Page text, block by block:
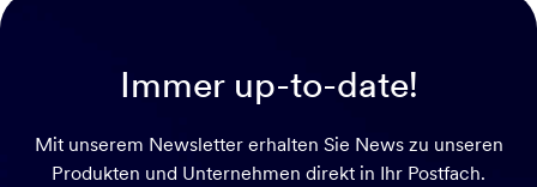
Immer up-to-date!
Mit unserem Newsletter erhalten Sie News zu unseren
Produkten und Unternehmen direkt in Ihr Postfach.